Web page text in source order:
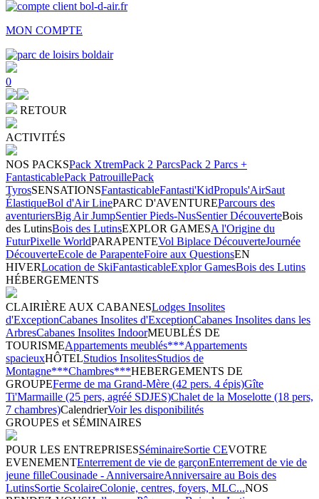
MON COMPTE
0
RETOUR
ACTIVITÉS
NOS PACKSPack XtremPack 2 ParcsPack 2 Parcs +
FantasticablePack PatrouillePack
TyrosSENSATIONSFantasticableFantasti'KidPropuls'AirSaut
ÉlastiqueBol d'Air LinePARC D'AVENTUREParcours des
aventuriersBig Air JumpSentier Pieds-NusSentier DécouverteBois
des LutinsBois des LutinsEXPLOR GAMESA l'Origine du
FuturPixelle WorldPARAPENTEVol Biplace DécouverteJournée
DécouverteEcole de ParapenteFoire aux QuestionsEN
HIVERLocation de SkiFantasticableExplor GamesBois des Lutins
HÉBERGEMENTS
CLAIRIÈRE AUX CABANESLodges Insolites
d'ExceptionCabanes Insolites d'ExceptionCabanes Insolites dans les
ArbresCabanes Insolites IndoorMEUBLÉS DE
TOURISMEAppartements meublés***Appartements
spacieuxHÔTELStudios InsolitesStudios de
Montagne***Chambres***HEBERGEMENTS DE
GROUPEFerme de ma Grand-Mère (42 pers. 4 épis)Gîte
Ti'Marmaille (25 pers, agréé SDJES)Chalet de la Moselotte (18 pers,
7 chambres)CalendrierVoir les disponibilités
GROUPES et SÉMINAIRES
POUR LES ENTREPRISESSéminaireSortie CEVOTRE
EVENEMENTEnterrement de vie de garçonEnterrement de vie de
jeune filleCousinade - AnniversaireAnniversaire au Bois des
LutinsSortie ScolaireColonie, centres, foyers, MLC...NOS